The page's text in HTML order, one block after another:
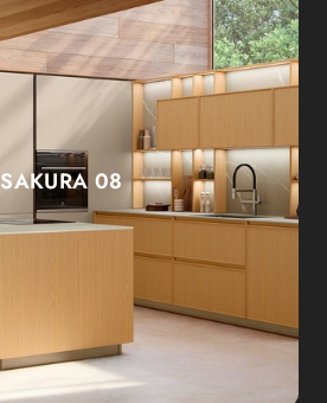
SAKURA 08